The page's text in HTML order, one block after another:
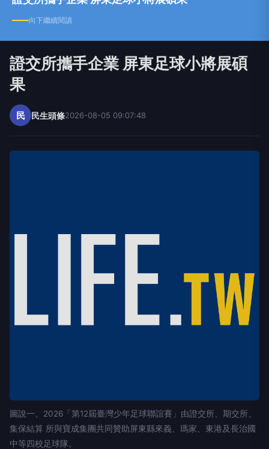
向下繼續閱讀
證交所攜手企業 屏東足球小將展碩
果
民 民生頭條2026-08-05 09:07:48
圖說一、2026「第12屆臺灣少年足球聯誼賽」由證交所、期交所、
集保結算 所與寶成集團共同贊助屏東縣來義、瑪家、東港及長治國
中等四校足球隊。